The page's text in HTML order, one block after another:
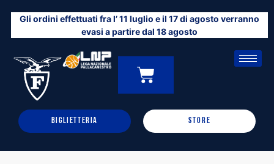
contenuto
Gli ordini effettuati fra l’ 11 luglio e il 17 di agosto verranno
evasi a partire dal 18 agosto
0
CARRELLO
BIGLIETTERIA STORE